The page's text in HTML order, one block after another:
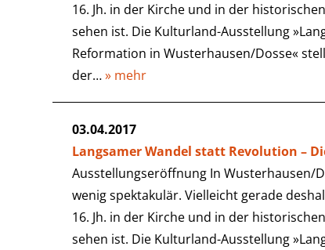
16. Jh. in der Kirche und in der
sehen ist. Die Kulturland-Ausstellung
Reformation in Wusterhausen/Dosse«
der…» mehr
03.04.2017
Langsamer Wandel statt Revolution –
Ausstellungseröffnung In Wusterhausen/
wenig spektakulär. Vielleicht gerade
16. Jh. in der Kirche und in der
sehen ist. Die Kulturland-Ausstellung